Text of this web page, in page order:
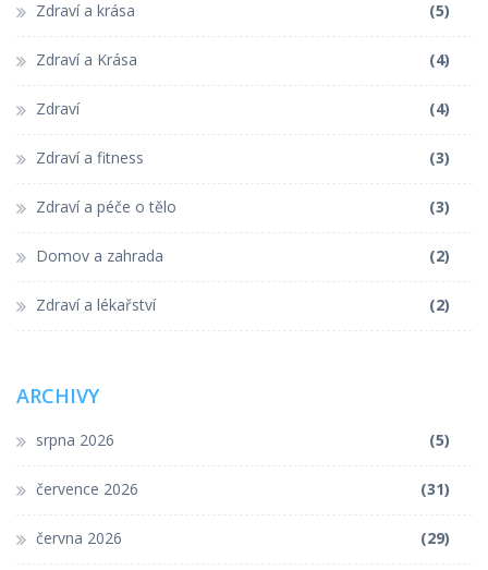
Zdraví a krása (5)
Zdraví a Krása (4)
Zdraví (4)
Zdraví a fitness (3)
Zdraví a péče o tělo (3)
Domov a zahrada (2)
Zdraví a lékařství (2)
ARCHIVY
srpna 2026 (5)
července 2026 (31)
června 2026 (29)